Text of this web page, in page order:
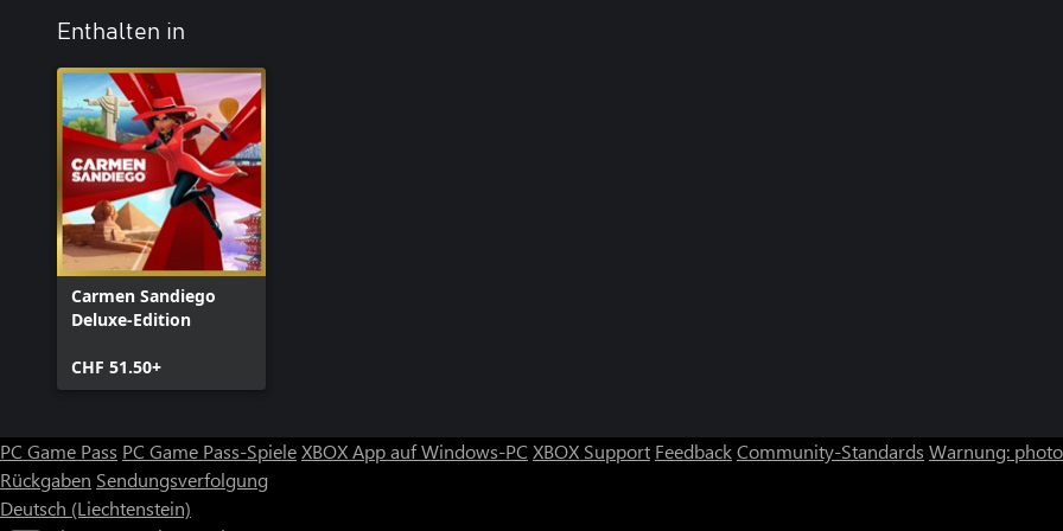
Enthalten in
Carmen Sandiego
Deluxe-Edition
CHF 51.50+
PC Game Pass PC Game Pass-SpieleXBOX App auf Windows-PC XBOX Support FeedbackCommunity-Standards Warnung:
Rückgaben Sendungsverfolgung
Deutsch (Liechtenstein)